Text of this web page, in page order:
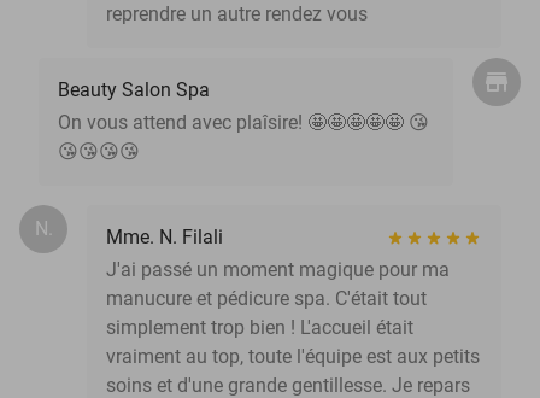
reprendre un autre rendez vous
Beauty Salon Spa
On vous attend avec plaîsire! 🤩🤩🤩🤩🤩 😘
😘😘😘😘
N.
Mme. N. Filali
J'ai passé un moment magique pour ma
manucure et pédicure spa. C'était tout
simplement trop bien ! L'accueil était
vraiment au top, toute l'équipe est aux petits
soins et d'une grande gentillesse. Je repars